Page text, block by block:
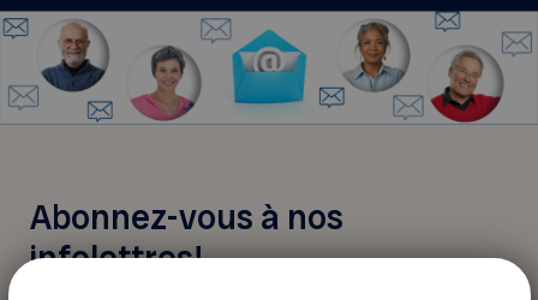
Abonnez-vous à nos
infolettres!